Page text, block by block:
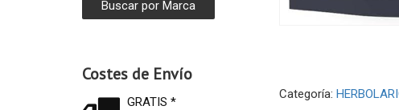
Costes de Envío
GRATIS *
Categoría: